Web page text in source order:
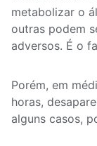
metabolizar o
outras podem
adversos. É o
Porém, em
horas,
alguns casos,